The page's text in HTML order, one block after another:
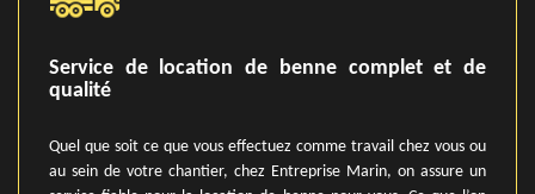
Service de location de benne complet et de
qualité
Quel que soit ce que vous effectuez comme travail chez vous ou
au sein de votre chantier, chez Entreprise Marin, on assure un